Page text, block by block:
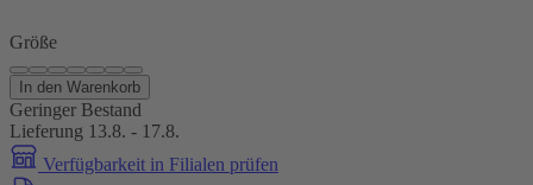
Größe
In den Warenkorb
Geringer Bestand
Lieferung 13.8. - 17.8.
Verfügbarkeit in Filialen prüfen